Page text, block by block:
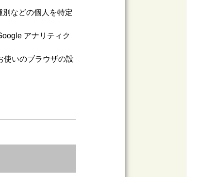
などの個人を特定
アナリティク
使いのブラウザの設